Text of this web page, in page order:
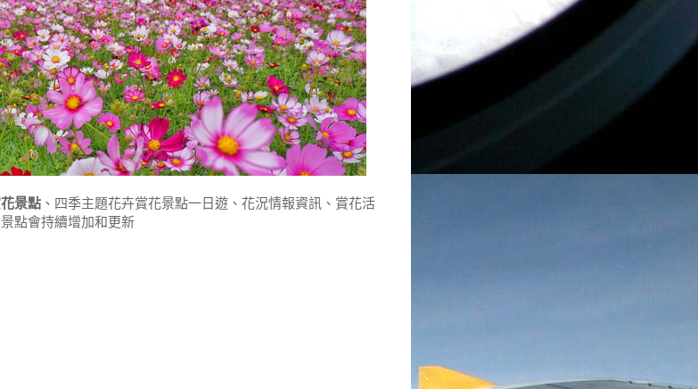
景點 、四季主題花卉賞花景點一日遊、花況情報資訊、賞花活
點會持續增加和更新